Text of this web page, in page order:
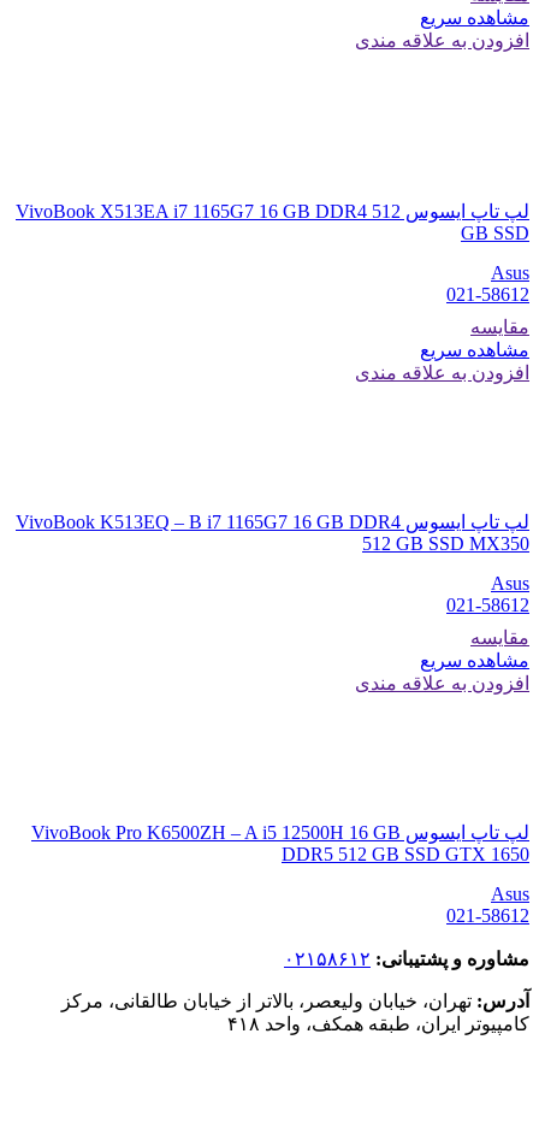
مشاهده سریع
افزودن به علاقه مندی
لپ تاپ ایسوس VivoBook X513EA i7 1165G7 16 GB DDR4 512
GB SSD
Asus
021-58612
مقایسه
مشاهده سریع
افزودن به علاقه مندی
لپ تاپ ایسوس VivoBook K513EQ – B i7 1165G7 16 GB DDR4
512 GB SSD MX350
Asus
021-58612
مقایسه
مشاهده سریع
افزودن به علاقه مندی
لپ تاپ ایسوس VivoBook Pro K6500ZH – A i5 12500H 16 GB
DDR5 512 GB SSD GTX 1650
Asus
021-58612
مشاوره و پشتیبانی: ۰۲۱۵۸۶۱۲
آدرس: تهران، خیابان ولیعصر، بالاتر از خیابان طالقانی، مرکز
کامپیوتر ایران، طبقه همکف، واحد ۴۱۸